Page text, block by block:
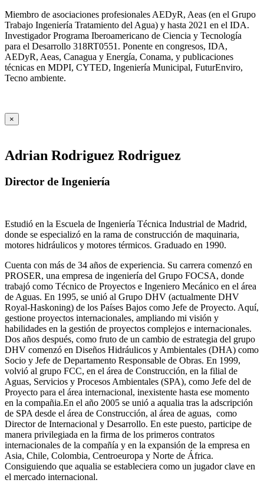
Miembro de asociaciones profesionales AEDyR, Aeas (en el Grupo
Trabajo Ingeniería Tratamiento del Agua) y hasta 2021 en el IDA.
Investigador Programa Iberoamericano de Ciencia y Tecnología
para el Desarrollo 318RT0551. Ponente en congresos, IDA,
AEDyR, Aeas, Canagua y Energía, Conama, y publicaciones
técnicas en MDPI, CYTED, Ingeniería Municipal, FuturEnviro,
Tecno ambiente.
×
Adrian Rodriguez Rodriguez
Director de Ingeniería
Estudió en la Escuela de Ingeniería Técnica Industrial de Madrid,
donde se especializó en la rama de construcción de maquinaria,
motores hidráulicos y motores térmicos. Graduado en 1990.
Cuenta con más de 34 años de experiencia. Su carrera comenzó en
PROSER, una empresa de ingeniería del Grupo FOCSA, donde
trabajó como Técnico de Proyectos e Ingeniero Mecánico en el área
de Aguas. En 1995, se unió al Grupo DHV (actualmente DHV
Royal-Haskoning) de los Países Bajos como Jefe de Proyecto. Aquí,
gestione proyectos internacionales, ampliando mi visión y
habilidades en la gestión de proyectos complejos e internacionales.
Dos años después, como fruto de un cambio de estrategia del grupo
DHV comenzó en Diseños Hidráulicos y Ambientales (DHA) como
Socio y Jefe de Departamento Responsable de Obras. En 1999,
volvió al grupo FCC, en el área de Construcción, en la filial de
Aguas, Servicios y Procesos Ambientales (SPA), como Jefe del de
Proyecto para el área internacional, inexistente hasta ese momento
en la compañia.En el año 2005 se unió a aqualia tras la adscripción
de SPA desde el área de Construcción, al área de aguas, como
Director de Internacional y Desarrollo. En este puesto, participe de
manera privilegiada en la firma de los primeros contratos
internacionales de la compañía y en la expansión de la empresa en
Asia, Chile, Colombia, Centroeuropa y Norte de África.
Consiguiendo que aqualia se estableciera como un jugador clave en
el mercado internacional.